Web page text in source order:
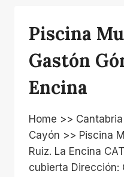
Piscina
Gastón
Encina
Home >>
Cayón >> Piscina
Ruiz. La Encina
cubierta Dirección: